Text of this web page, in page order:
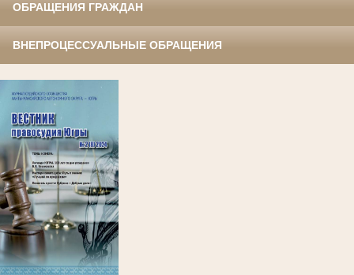
ОБРАЩЕНИЯ ГРАЖДАН
ВНЕПРОЦЕССУАЛЬНЫЕ ОБРАЩЕНИЯ